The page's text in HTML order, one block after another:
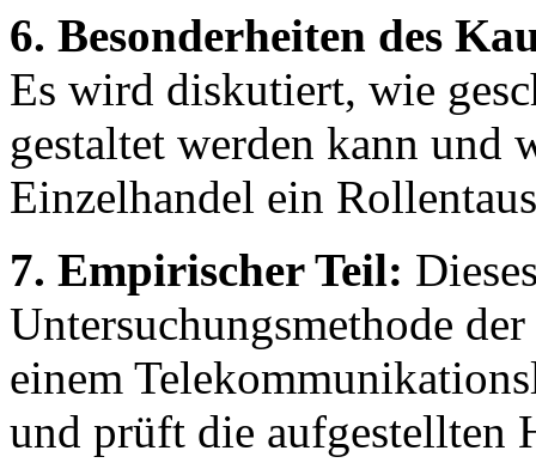
6. Besonderheiten des
Es wird diskutiert, wie
gestaltet werden kann und
Einzelhandel ein
7. Empirischer Teil:
Untersuchungsmethode
einem
und prüft die aufgestellten